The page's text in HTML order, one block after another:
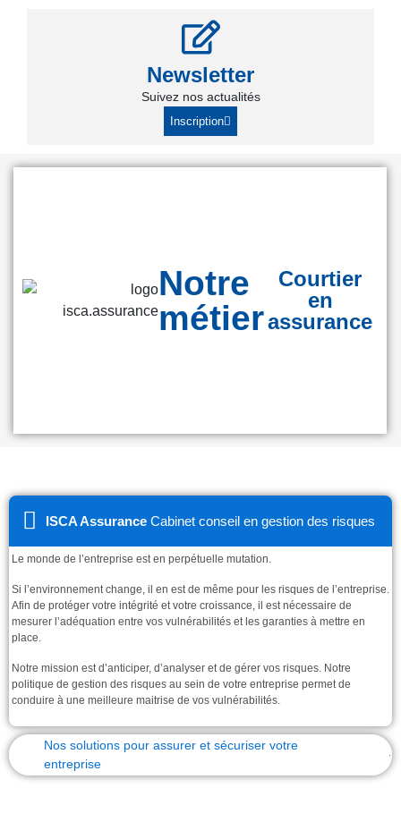
Newsletter
Suivez nos actualités
Inscription
Notre
métier
Courtier
en
assurance
ISCA Assurance Cabinet conseil en gestion des risques
Le monde de l’entreprise est en perpétuelle mutation.
Si l’environnement change, il en est de même pour les risques de l’entreprise.
Afin de protéger votre intégrité et votre croissance, il est nécessaire de
mesurer l’adéquation entre vos vulnérabilités et les garanties à mettre en
place.
Notre mission est d’anticiper, d’analyser et de gérer vos risques. Notre
politique de gestion des risques au sein de votre entreprise permet de
conduire à une meilleure maitrise de vos vulnérabilités.
Nos solutions pour assurer et sécuriser votre
entreprise